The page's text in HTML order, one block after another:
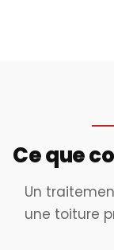
Ce que
Un
une toiture